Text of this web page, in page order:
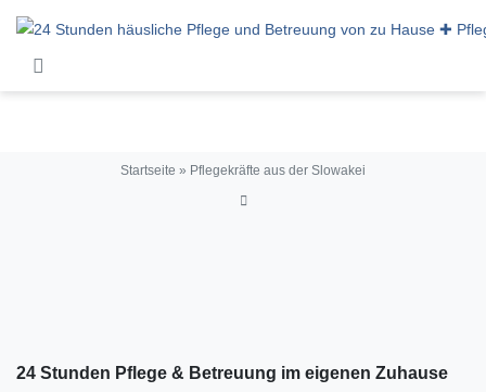
Startseite » Pflegekräfte aus der Slowakei
24 Stunden Pflege & Betreuung im eigenen Zuhause